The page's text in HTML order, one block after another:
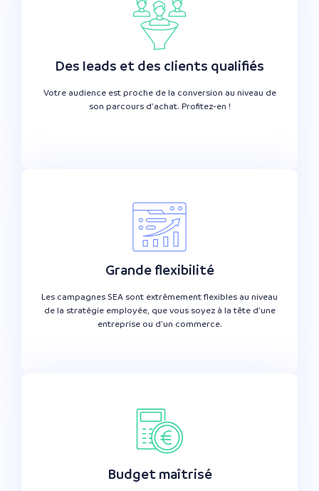
Des leads et des clients qualifiés
Votre audience est proche de la conversion au niveau de
son parcours d’achat. Profitez-en !
Grande flexibilité
Les campagnes SEA sont extrêmement flexibles au niveau
de la stratégie employée, que vous soyez à la tête d’une
entreprise ou d’un commerce.
Budget maîtrisé